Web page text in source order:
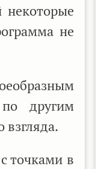
не
другим
взгляда.
точками в